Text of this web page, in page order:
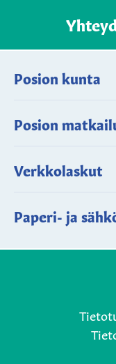
Posion kunta
Posion
Verkkolaskut
Paperi- ja